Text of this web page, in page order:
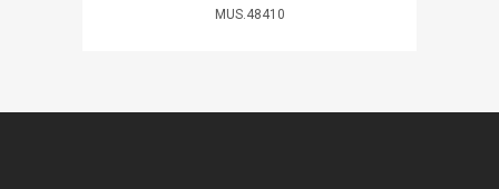
MUS.48410